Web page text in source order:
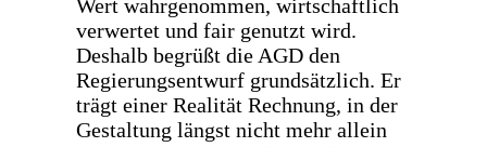
Wert wahrgenommen, wirtschaftlich
verwertet und fair genutzt wird.
Deshalb begrüßt die AGD den
Regierungsentwurf grundsätzlich. Er
trägt einer Realität Rechnung, in der
Gestaltung längst nicht mehr allein